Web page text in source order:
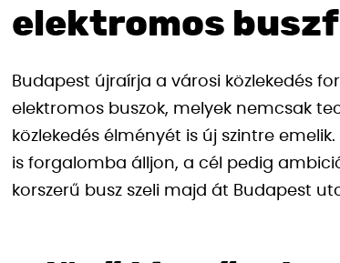
elektromos
Budapest újraírja a városi közlekedés
elektromos buszok, melyek nemcsak
közlekedés élményét is új szintre
is forgalomba álljon, a cél pedig
korszerű busz szeli majd át Budapest